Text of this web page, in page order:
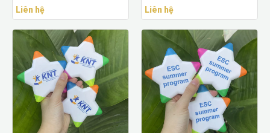
Liên hệ
Cầu Doanh Nghiệp – Quà
Tặng Sự Kiện
Liên hệ